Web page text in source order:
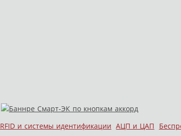
RFID и системы идентификации АЦП и ЦАП